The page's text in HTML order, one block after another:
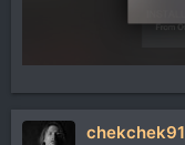
chekchek91